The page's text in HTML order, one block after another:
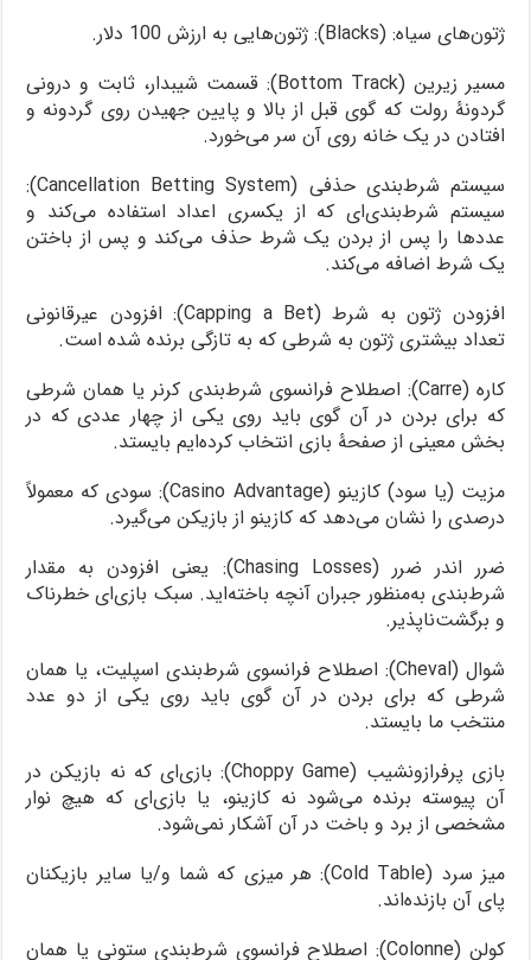
ژتون‌های سیاه: (Blacks): ژتون‌هایی به ارزش 100 دلار.
مسیر زیرین (Bottom Track): قسمت شیبدار، ثابت و درونی
گردونۀ رولت که گوی قبل از بالا و پایین جهیدن روی گردونه و
افتادن در یک خانه روی آن سر می‌خورد.
سیستم شرط‌بندی حذفی (Cancellation Betting System):
سیستم شرط‌بندی‌ای که از یکسری اعداد استفاده می‌کند و
عددها را پس از بردن یک شرط حذف می‌کند و پس از باختن
یک شرط اضافه می‌کند.
افزودن ژتون به شرط (Capping a Bet): افزودن عیرقانونی
تعداد بیشتری ژتون به شرطی که به تازگی برنده شده است.
کاره (Carre): اصطلاح فرانسوی شرط‌بندی کرنر یا همان شرطی
که برای بردن در آن گوی باید روی یکی از چهار عددی که در
بخش معینی از صفحۀ بازی انتخاب کرده‌ایم بایستد.
مزیت (یا سود) کازینو (Casino Advantage): سودی که معمولاً
درصدی را نشان می‌دهد که کازینو از بازیکن می‌گیرد.
ضرر اندر ضرر (Chasing Losses): یعنی افزودن به مقدار
شرط‌بندی به‌منظور جبران آنچه باخته‌اید. سبک بازی‌ای خطرناک
و برگشت‌ناپذیر.
شوال (Cheval): اصطلاح فرانسوی شرط‌بندی اسپلیت، یا همان
شرطی که برای بردن در آن گوی باید روی یکی از دو عدد
منتخب ما بایستد.
بازی پرفرازونشیب (Choppy Game): بازی‌ای که نه بازیکن در
آن پیوسته برنده می‌شود نه کازینو، یا بازی‌ای که هیچ نوار
مشخصی از برد و باخت در آن آشکار نمی‌شود.
میز سرد (Cold Table): هر میزی که شما و/یا سایر بازیکنان
پای آن بازنده‌اند.
کولن (Colonne): اصطلاح فرانسوی شرط‌بندی ستونی یا همان